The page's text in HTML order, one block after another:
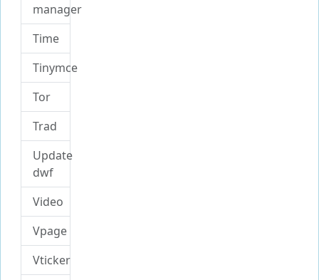
manager
Time
Tinymce
Tor
Trad
Update
dwf
Video
Vpage
Vticker